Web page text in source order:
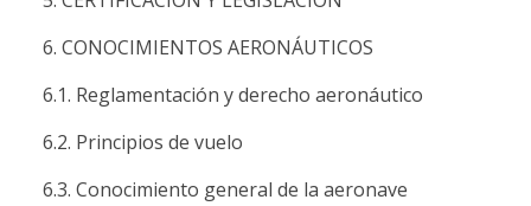
6. CONOCIMIENTOS AERONÁUTICOS
6.1. Reglamentación y derecho aeronáutico
6.2. Principios de vuelo
6.3. Conocimiento general de la aeronave